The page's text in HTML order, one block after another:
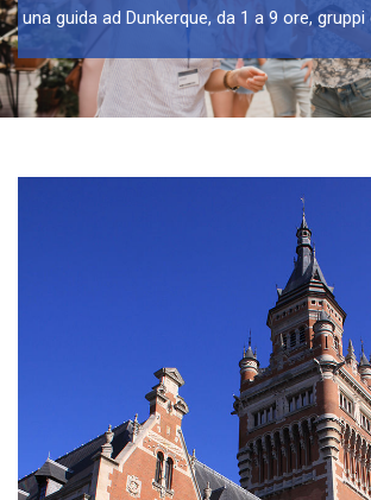
una guida ad Dunkerque, da 1 a 9 ore,